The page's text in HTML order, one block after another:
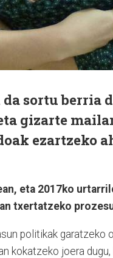
sortu berria
gizarte
ezartzeko
eta 2017ko
txertatzeko
politikak garatzeko
kokatzeko joera